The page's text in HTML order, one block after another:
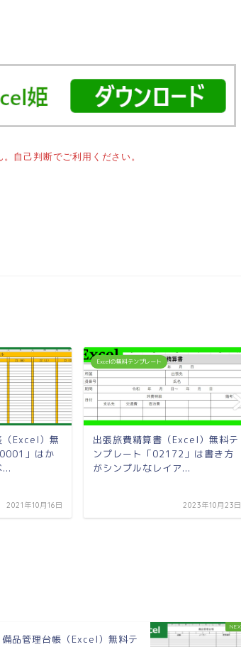
自己判断でご利用ください。
（Excel）無
」はか
2021年10月16日
Excelの無料テンプレート
出張旅費精算書（Excel）無料テ
ンプレート「02172」は書き方
がシンプルなレイア...
2023年10月23日
備品管理台帳（Excel）無料テ